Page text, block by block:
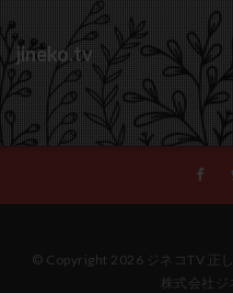
jineko.tv
© Copyright 2026 ジネコTV 正
株式会社